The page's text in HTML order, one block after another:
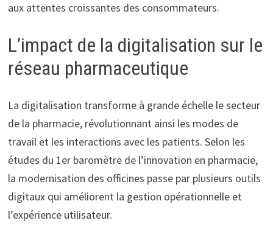
aux attentes croissantes des consommateurs.
L’impact de la digitalisation sur le
réseau pharmaceutique
La digitalisation transforme à grande échelle le secteur
de la pharmacie, révolutionnant ainsi les modes de
travail et les interactions avec les patients. Selon les
études du 1er baromètre de l’innovation en pharmacie,
la modernisation des officines passe par plusieurs outils
digitaux qui améliorent la gestion opérationnelle et
l’expérience utilisateur.